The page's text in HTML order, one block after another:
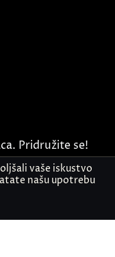
Pridružite se!
vaše iskustvo
našu upotrebu